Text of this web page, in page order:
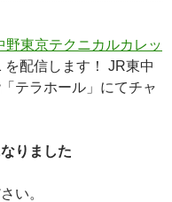
野東京テクニカルカレッ
配信します！ JR東中
テラホール」にてチャ
りました
い。